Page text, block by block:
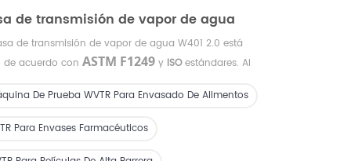
de transmisión de vapor de agua
de transmisión de vapor de agua W401 2.0 está
de acuerdo conASTM F1249y ISOestándares. Al
y alta eficiencia de la tasa de transmisión de vapor de
De Prueba WVTR Para Envasado De Alimentos
Para Envases Farmacéuticos